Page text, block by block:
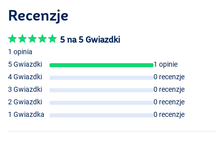
BGT
Recenzje
5 na 5 Gwiazdki
1 opinia
5 Gwiazdki
1 opinie
4 Gwiazdki
0 recenzje
3 Gwiazdki
0 recenzje
2 Gwiazdki
0 recenzje
1 Gwiazdka
0 recenzje